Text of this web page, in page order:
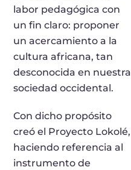
labor pedagógica con
un fin claro: proponer
un acercamiento a la
cultura africana, tan
desconocida en nuestra
sociedad occidental.
Con dicho propósito
creó el Proyecto Lokolé,
haciendo referencia al
instrumento de